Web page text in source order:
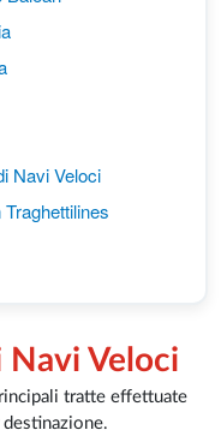
Navi Veloci
Navi Veloci
tratte effettuate
destinazione.